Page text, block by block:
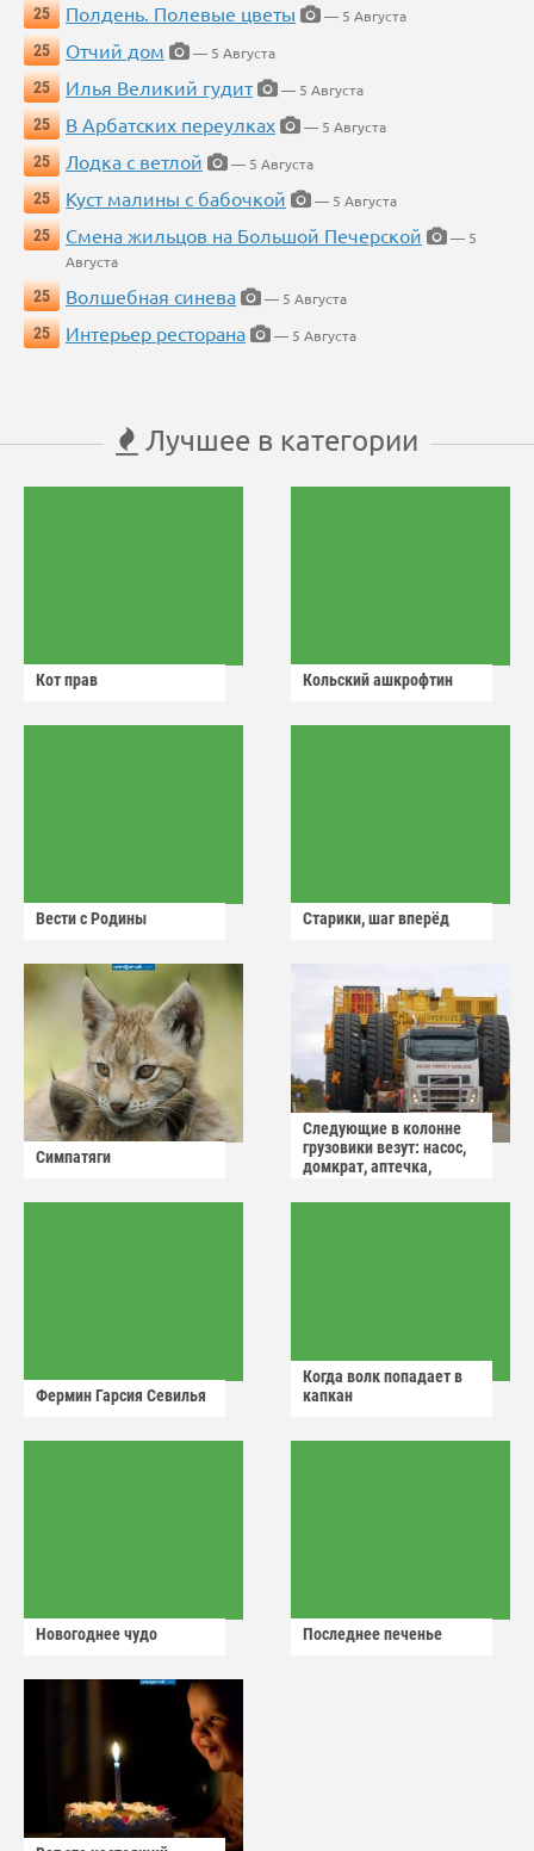
25
Полдень. Полевые цветы
— 5 Августа
25
Отчий дом
— 5 Августа
25
Илья Великий гудит
— 5 Августа
25
В Арбатских переулках
— 5 Августа
25
Лодка с ветлой
— 5 Августа
25
Куст малины с бабочкой
— 5 Августа
25
Смена жильцов на Большой Печерской
— 5
Августа
25
Волшебная синева
— 5 Августа
25
Интерьер ресторана — 5 Августа
Лучшее в категории
Кот прав Кольский ашкрофтин
Вести с Родины Старики, шаг вперёд
Симпатяги
Следующие в колонне
грузовики везут: насос,
домкрат, аптечка,
Фермин Гарсия Севилья
Когда волк попадает в
капкан
Новогоднее чудо Последнее печенье